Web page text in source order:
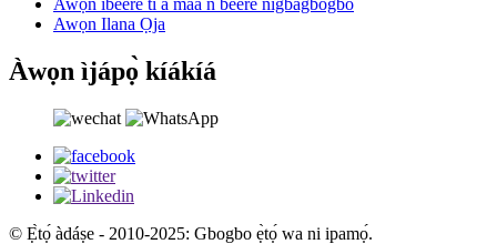
Awọn ibeere ti a maa n beere nigbagbogbo
Awọn Ilana Ọja
Àwọn ìjápọ̀ kíákíá
© Ẹ̀tọ́ àdáṣe - 2010-2025: Gbogbo ẹ̀tọ́ wa ni ipamọ́.